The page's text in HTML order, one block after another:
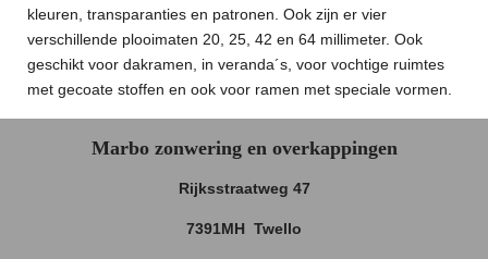
kleuren, transparanties en patronen. Ook zijn er vier
verschillende plooimaten 20, 25, 42 en 64 millimeter. Ook
geschikt voor dakramen, in veranda´s, voor vochtige ruimtes
met gecoate stoffen en ook voor ramen met speciale vormen.
Marbo zonwering en overkappingen
Rijksstraatweg 47
7391MH Twello